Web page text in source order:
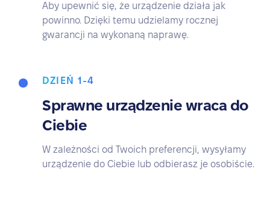
Aby upewnić się, że urządzenie działa jak
powinno. Dzięki temu udzielamy rocznej
gwarancji na wykonaną naprawę.
DZIEŃ 1-4
Sprawne urządzenie wraca do
Ciebie
W zależności od Twoich preferencji, wysyłamy
urządzenie do Ciebie lub odbierasz je osobiście.